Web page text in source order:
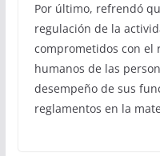
Por último, refrendó
regulación de la
comprometidos con el
humanos de las
desempeño de sus
reglamentos en la